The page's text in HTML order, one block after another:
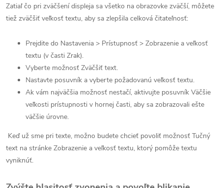
Zatiaľ čo pri zväčšení displeja sa všetko na obrazovke zväčší, môžete
tiež zväčšiť veľkosť textu, aby sa zlepšila celková čitateľnosť:
Prejdite do Nastavenia > Prístupnosť > Zobrazenie a veľkosť
textu (v časti Zrak).
Vyberte možnosť Zväčšiť text.
Nastavte posuvník a vyberte požadovanú veľkosť textu.
Ak vám najväčšia možnosť nestačí, aktivujte posuvník Väčšie
veľkosti prístupnosti v hornej časti, aby sa zobrazovali ešte
väčšie úrovne.
Keď už sme pri texte, možno budete chcieť povoliť možnosť Tučný
text na stránke Zobrazenie a veľkosť textu, ktorý pomôže textu
vyniknúť.